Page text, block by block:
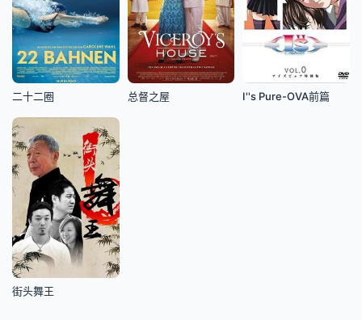
二十二圈 总督之屋 I''s Pure-OVA前篇
街头舞王